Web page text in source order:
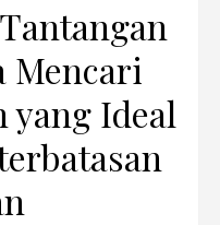
Mencari
yang Ideal